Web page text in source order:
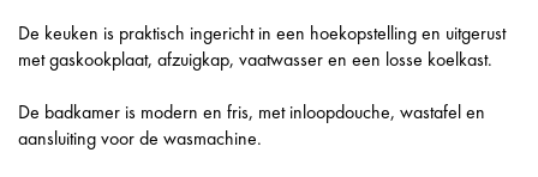
De keuken is praktisch ingericht in een hoekopstelling en uitgerust
met gaskookplaat, afzuigkap, vaatwasser en een losse koelkast.
De badkamer is modern en fris, met inloopdouche, wastafel en
aansluiting voor de wasmachine.